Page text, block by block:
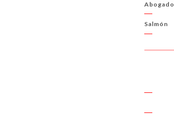
Abogado
Salmón